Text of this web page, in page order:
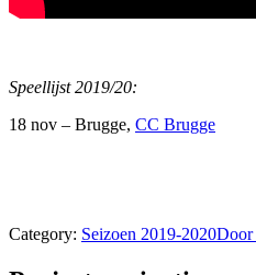
Speellijst 2019/20:
18 nov – Brugge, CC Brugge
Category: Seizoen 2019-2020Door